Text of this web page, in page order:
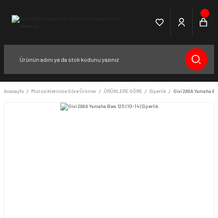
Anasayfa Motosikletinize Göre Ürünler ÜRÜNLERE GÖRE Siperlik Givi 288A Yamaha